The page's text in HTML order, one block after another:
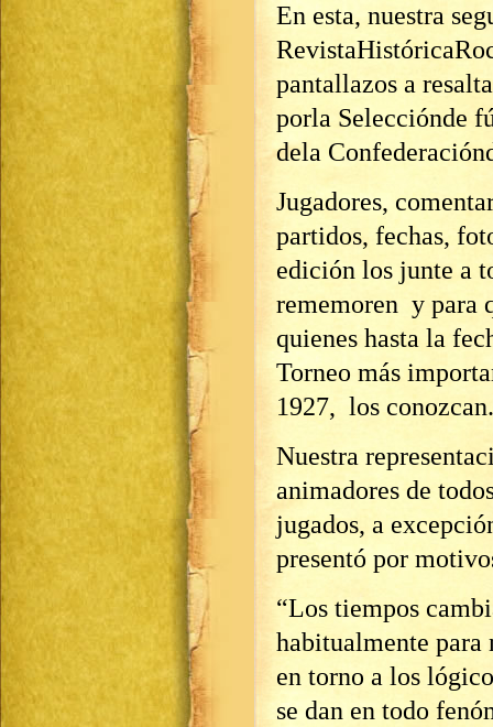
En esta, nuestra
pantallazos a
porla Selecciónde
dela
Jugadores,
partidos, fechas,
edición los junte a
rememoren y para
quienes hasta la
Torneo más
1927, los conozcan.
Nuestra
animadores de
jugados, a
presentó por
“Los tiempos
habitualmente para
en torno a los
se dan en todo